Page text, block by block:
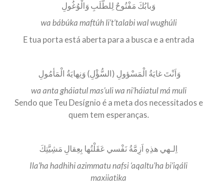
وَبابُكَ مَفْتُوحٌ لِلطَّلَبِ وَالْوُغُولِ
wa bábúka maftúh li’t’talabi wal wughúli
E tua porta está aberta para a busca e a entrada
وَاَنْتَ غايَةُ الْمَسْؤولِ (السُّؤْلِ) وَنِهايَةُ الْمَأمُولِ
wa anta gháiatul mas’uli wa ni’háiatul má muli
Sendo que Teu Desígnio é a meta dos necessitados e
quem tem esperanças.
اِلـهي هذِهِ اَزِمَّةُ نَفْسي عَقَلْتُها بِعِقالِ مَشِيَّتِكَ
Ila’ha hadhihi azimmatu nafsi ‘aqaltu’ha bi’iqáli
maxiiatika